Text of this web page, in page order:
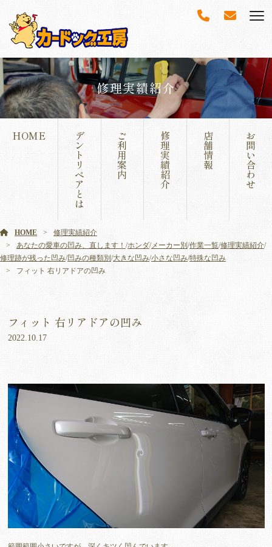
修理実績紹介
HOME デ
ン
ト
リ
ペ
ア
と
は
ご
利
用
案
内
修
理
実
績
紹
介
店
舗
情
報
お
問
い
合
わ
せ
HOME
修理実績紹介
あなたの愛車の凹み、直します！ /ホンダ/メーカー別 /作業一覧/修理実績紹介/
修理跡が残った凹み/凹みの種類別 /大きな凹み/小さな凹み/特殊な凹み
フィット 右リアドアの凹み
フィット 右リアドアの凹み
2022.10.17